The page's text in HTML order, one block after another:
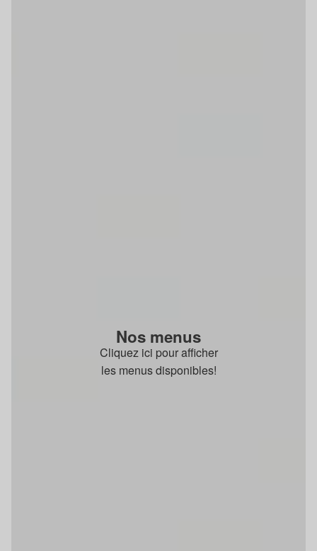
Nos menus
Cliquez ici pour afficher
les menus disponibles!